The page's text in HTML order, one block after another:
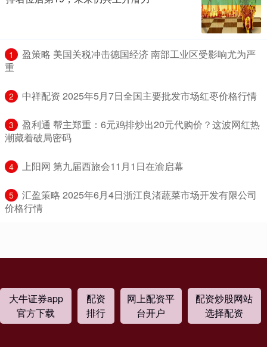
1
​盈策略 美国关税冲击德国经济 南部工业区受影响尤为严
重
2 ​中祥配资 2025年5月7日全国主要批发市场红枣价格行情
3
​盈利通 帮主郑重：6元鸡排炒出20元代购价？这波网红热
潮藏着破局密码
4 ​上阳网 第九届西旅会11月1日在渝启幕
5
​汇盈策略 2025年6月4日浙江良渚蔬菜市场开发有限公司
价格行情
大牛证券app
官方下载
配资
排行
网上配资平
台开户
配资炒股网站
选择配资